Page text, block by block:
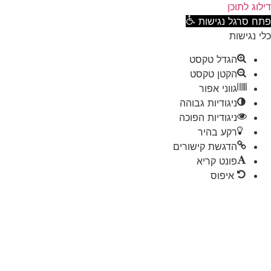
לתוכן
סרגל נגישות
נגישות
הגדל טקסט
הקטן טקסט
גווני אפור
ניגודיות גבוהה
ניגודיות הפוכה
רקע בהיר
הדגשת קישורים
פונט קריא
איפוס